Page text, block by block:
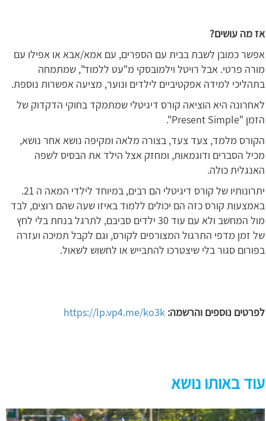
אז מה עושים?
אפשר כמובן לשבת בבית עם הספרים, עם אמא/אבא או אפילו עם
מורה פרטי. אבל רויטל וילמובסקי מ"עט ללמוד", שמתמחה
בתהליכי למידה אפקטיביים לילדים ונוער, מציעה אפשרות נוספת.
לאחרונה היא הוציאה קורס דיגיטלי שמתמקד בחוקי הדקדוק של
הזמן "Present Simple".
הקורס מלמד, צעד צעד, בצורה מלאה ומקיפה נושא אחר נושא,
מכיל הסברים ודוגמאות, ומחזק אצל הילד את הבסיס לשפה
האנגלית כולה.
יתרונותיו של קורס דיגיטלי הם רבים, במיוחד לילדי המאה ה 21.
באמצעות קורס כזה הם יכולים ללמוד באיזו שעה שהם רוצים, לבד
מול המחשב ולא עם עוד 30 ילדים סביבם, לתרגל בנחת בלי לחץ
של זמן מדפי התרגול המצורפים לקורס, וגם לקבל תמיכה ועזרה
בפורום סגור בלי שיצטרכו להתבייש או לחשוש לשאול.
לפרטים נוספים והרשמה: https://lp.vp4.me/ko3k
עוד באותו נושא